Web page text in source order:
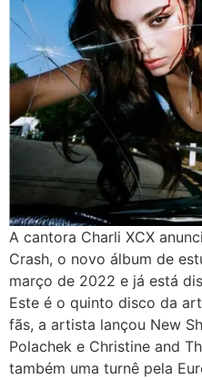
A cantora Charli XCX
Crash, o novo álbum de
março de 2022 e já está
Este é o quinto disco da
fãs, a artista lançou New
Polachek e Christine and
também uma turnê pela